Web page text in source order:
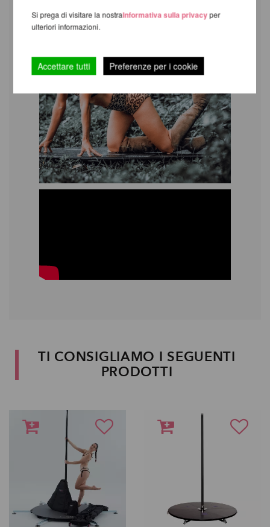
TI CONSIGLIAMO I SEGUENTI
PRODOTTI
Si prega di visitare la nostraInformativa sulla privacyper
ulteriori informazioni.
Accettare tutti Preferenze per i cookie